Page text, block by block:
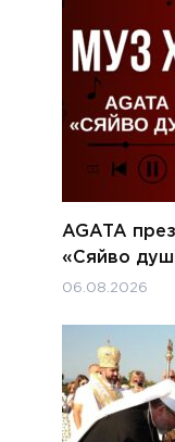
AGATA
«Сяйво
06.08.2026